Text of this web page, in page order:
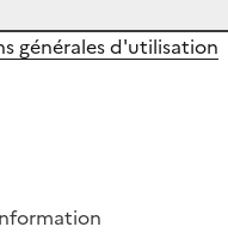
générales d'utilisation